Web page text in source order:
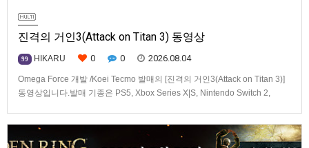
진격의 거인3(Attack on Titan 3) 동영상
99 HIKARU 0 0 2026.08.04
Omega Force 개발 /Koei Tecmo 발매의 [진격의 거인3(Attack on Titan 3)]
동영상입니다.발매 기종은 PS5, Xbox Series X|S, Nintendo Switch 2,